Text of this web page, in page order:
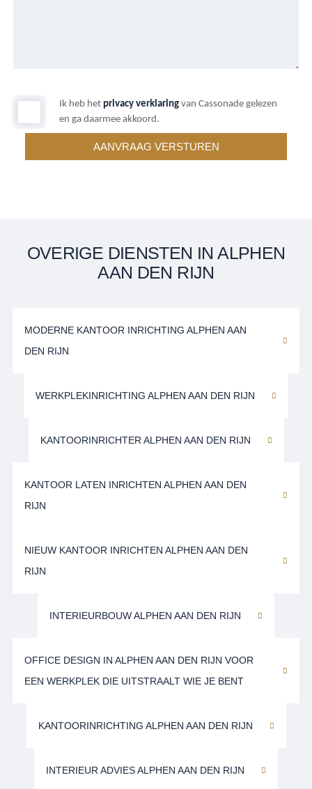
Ik heb het privacy verklaring van Cassonade gelezen
en ga daarmee akkoord.
OVERIGE DIENSTEN IN ALPHEN
AAN DEN RIJN
MODERNE KANTOOR INRICHTING ALPHEN AAN
DEN RIJN
WERKPLEKINRICHTING ALPHEN AAN DEN RIJN
KANTOORINRICHTER ALPHEN AAN DEN RIJN
KANTOOR LATEN INRICHTEN ALPHEN AAN DEN
RIJN
NIEUW KANTOOR INRICHTEN ALPHEN AAN DEN
RIJN
INTERIEURBOUW ALPHEN AAN DEN RIJN
OFFICE DESIGN IN ALPHEN AAN DEN RIJN VOOR
EEN WERKPLEK DIE UITSTRAALT WIE JE BENT
KANTOORINRICHTING ALPHEN AAN DEN RIJN
INTERIEUR ADVIES ALPHEN AAN DEN RIJN